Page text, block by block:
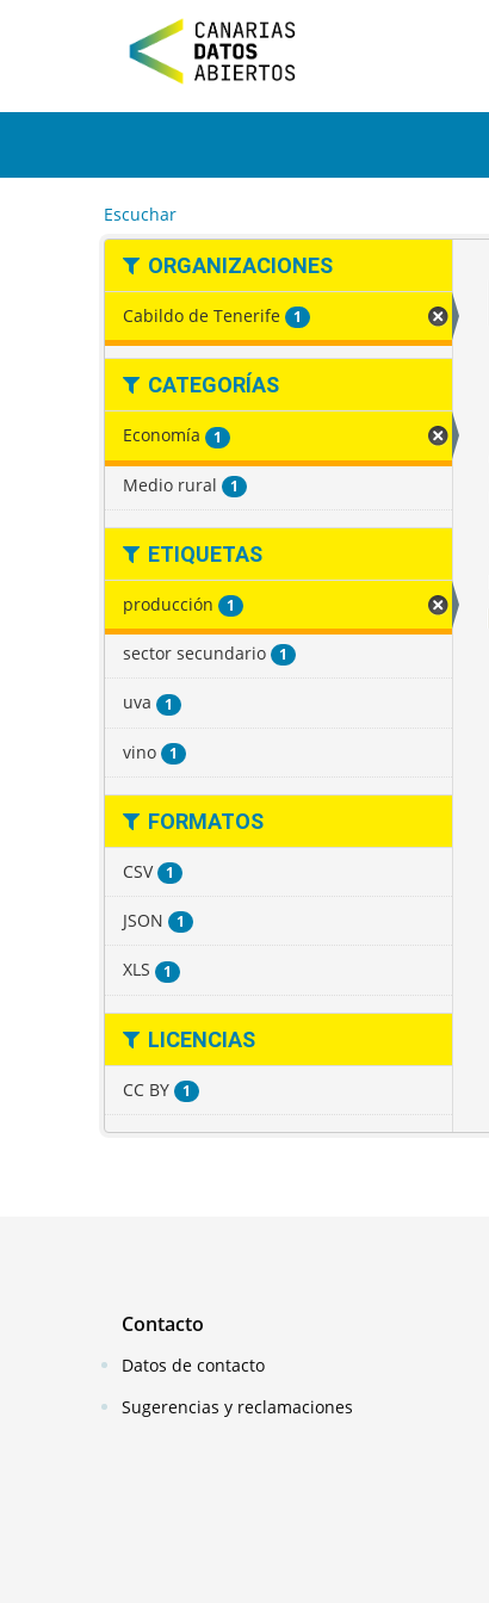
t
Escuchar
ORGANIZACIONES
Cabildo de Tenerife 1
CATEGORÍAS
Economía 1
Medio rural 1
ETIQUETAS
producción 1
sector secundario 1
uva 1
vino 1
FORMATOS
CSV 1
JSON 1
XLS 1
LICENCIAS
CC BY 1
Contacto
Datos de contacto
Sugerencias y reclamaciones